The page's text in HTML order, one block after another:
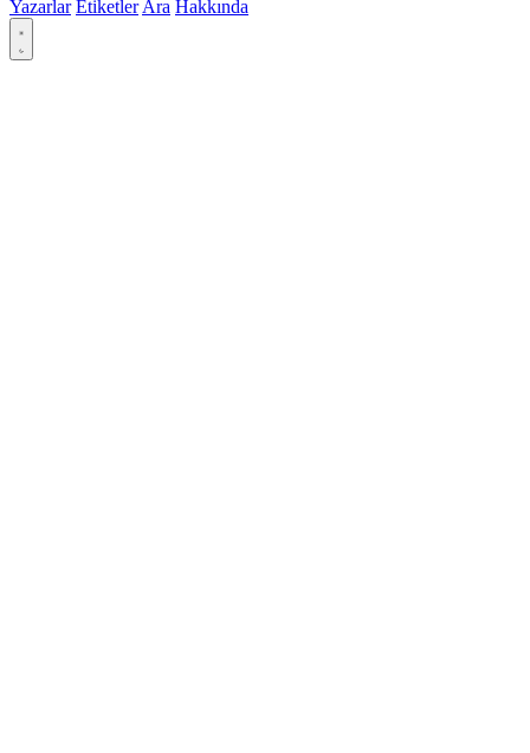
Yazarlar Etiketler Ara Hakkında